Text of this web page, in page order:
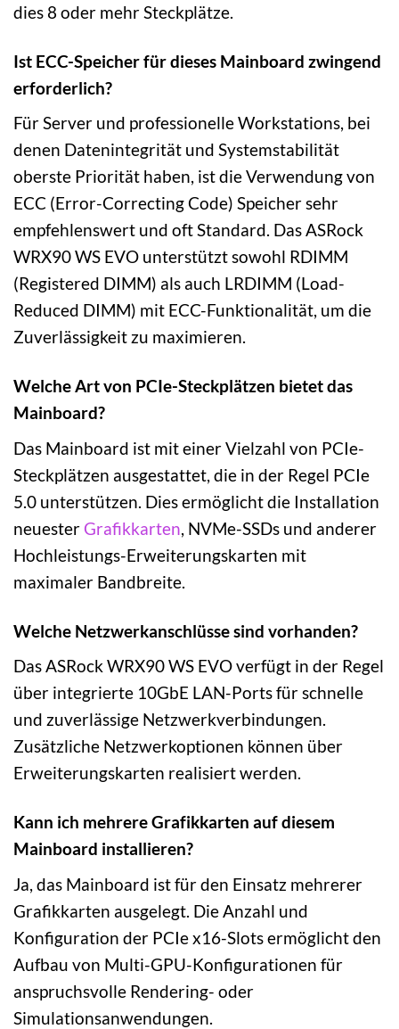
dies 8 oder mehr Steckplätze.
Ist ECC-Speicher für dieses Mainboard zwingend
erforderlich?
Für Server und professionelle Workstations, bei
denen Datenintegrität und Systemstabilität
oberste Priorität haben, ist die Verwendung von
ECC (Error-Correcting Code) Speicher sehr
empfehlenswert und oft Standard. Das ASRock
WRX90 WS EVO unterstützt sowohl RDIMM
(Registered DIMM) als auch LRDIMM (Load-
Reduced DIMM) mit ECC-Funktionalität, um die
Zuverlässigkeit zu maximieren.
Welche Art von PCIe-Steckplätzen bietet das
Mainboard?
Das Mainboard ist mit einer Vielzahl von PCIe-
Steckplätzen ausgestattet, die in der Regel PCIe
5.0 unterstützen. Dies ermöglicht die Installation
neuester Grafikkarten, NVMe-SSDs und anderer
Hochleistungs-Erweiterungskarten mit
maximaler Bandbreite.
Welche Netzwerkanschlüsse sind vorhanden?
Das ASRock WRX90 WS EVO verfügt in der Regel
über integrierte 10GbE LAN-Ports für schnelle
und zuverlässige Netzwerkverbindungen.
Zusätzliche Netzwerkoptionen können über
Erweiterungskarten realisiert werden.
Kann ich mehrere Grafikkarten auf diesem
Mainboard installieren?
Ja, das Mainboard ist für den Einsatz mehrerer
Grafikkarten ausgelegt. Die Anzahl und
Konfiguration der PCIe x16-Slots ermöglicht den
Aufbau von Multi-GPU-Konfigurationen für
anspruchsvolle Rendering- oder
Simulationsanwendungen.